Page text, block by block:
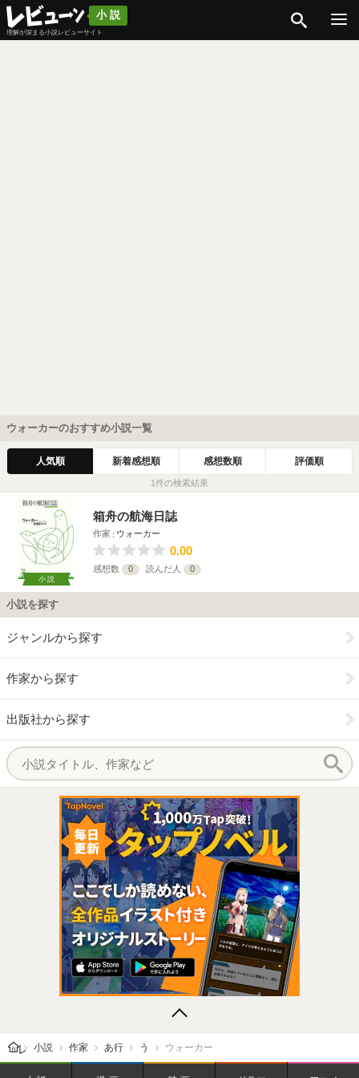
小説
理解が深まる小説レビューサイト
ウォーカーのおすすめ小説一覧
人気順 新着感想順 感想数順 評価順
1件の検索結果
小説
箱舟の航海日誌
作家 ウォーカー
0.00
感想数 0 読んだ人 0
小説を探す
ジャンルから探す
作家から探す
出版社から探す
レビューン トップ
小説 作家 あ行 う ウォーカー